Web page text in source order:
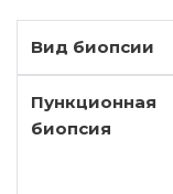
Вид биопсии
Пункционная
биопсия